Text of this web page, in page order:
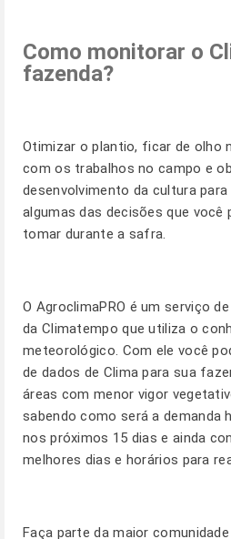
Como monitorar o
fazenda?
Otimizar o plantio, ficar de olho
com os trabalhos no campo e
desenvolvimento da cultura
algumas das decisões que você
tomar durante a safra.
O AgroclimaPRO é um serviço
da Climatempo que utiliza o
meteorológico. Com ele você
de dados de Clima para sua
áreas com menor vigor
sabendo como será a demanda
nos próximos 15 dias e ainda
melhores dias e horários para
Faça parte da maior